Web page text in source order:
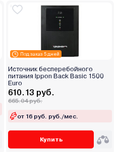
Под заказ 5 дней
Источник бесперебойного
питания Ippon Back Basic 1500
Euro
610.13 руб.
665.04 руб.
от 16 руб. руб./мес.
Купить